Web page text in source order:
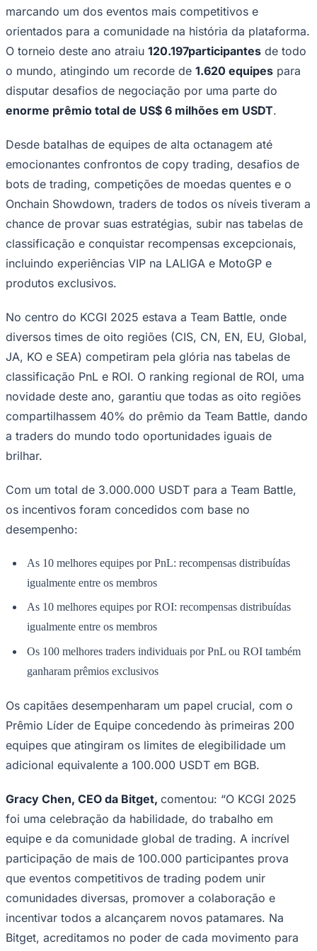
Para Sua Empresa
Anuncie Regional
Guia de Empresas
Hub de Negócios
Selo Verificado
Agenda de Vestibulares
Vagas de Emprego
Concursos
Panorama Econômico
Panorama Econômico
Para Sua Empresa
Anuncie no Portal
Verificar Empresa
Anunciar VagasNovo
NBA
NFL
UFC
Tênis (ATP)
MLB
NHL
Atletismo
Vôlei
NBB
Competições de Futebol
Brasileirão Série A
Brasileirão Série B
Paulistão
Copa do Brasil
Libertadores
Copa América
Premier League
Bundesliga
Mundial 2026
Times - Ir direto
marcando um dos eventos mais competitivos e
orientados para a comunidade na história da plataforma.
O torneio deste ano atraiu 120.197participantes de todo
o mundo, atingindo um recorde de 1.620 equipes para
disputar desafios de negociação por uma parte do
enorme prêmio total de US$ 6 milhões em USDT.
Desde batalhas de equipes de alta octanagem até
emocionantes confrontos de copy trading, desafios de
bots de trading, competições de moedas quentes e o
Onchain Showdown, traders de todos os níveis tiveram a
chance de provar suas estratégias, subir nas tabelas de
classificação e conquistar recompensas excepcionais,
incluindo experiências VIP na LALIGA e MotoGP e
produtos exclusivos.
No centro do KCGI 2025 estava a Team Battle, onde
diversos times de oito regiões (CIS, CN, EN, EU, Global,
JA, KO e SEA) competiram pela glória nas tabelas de
classificação PnL e ROI. O ranking regional de ROI, uma
novidade deste ano, garantiu que todas as oito regiões
compartilhassem 40% do prêmio da Team Battle, dando
a traders do mundo todo oportunidades iguais de
brilhar.
Com um total de 3.000.000 USDT para a Team Battle,
os incentivos foram concedidos com base no
desempenho:
As 10 melhores equipes por PnL: recompensas distribuídas
igualmente entre os membros
As 10 melhores equipes por ROI: recompensas distribuídas
igualmente entre os membros
Os 100 melhores traders individuais por PnL ou ROI também
ganharam prêmios exclusivos
Os capitães desempenharam um papel crucial, com o
Prêmio Líder de Equipe concedendo às primeiras 200
equipes que atingiram os limites de elegibilidade um
adicional equivalente a 100.000 USDT em BGB.
Gracy Chen, CEO da Bitget, comentou: “O KCGI 2025
foi uma celebração da habilidade, do trabalho em
equipe e da comunidade global de trading. A incrível
participação de mais de 100.000 participantes prova
que eventos competitivos de trading podem unir
comunidades diversas, promover a colaboração e
incentivar todos a alcançarem novos patamares. Na
Bitget, acreditamos no poder de cada movimento para